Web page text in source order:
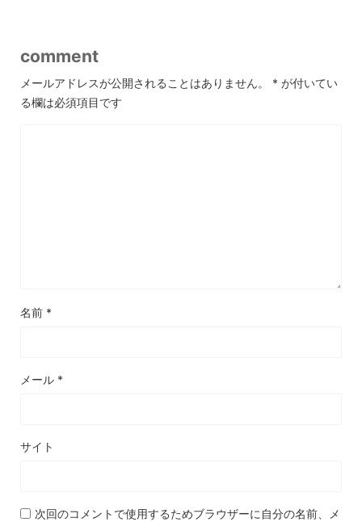
comment
メールアドレスが公開されることはありません。 * が付いてい
る欄は必須項目です
名前 *
メール *
サイト
次回のコメントで使用するためブラウザーに自分の名前、メ